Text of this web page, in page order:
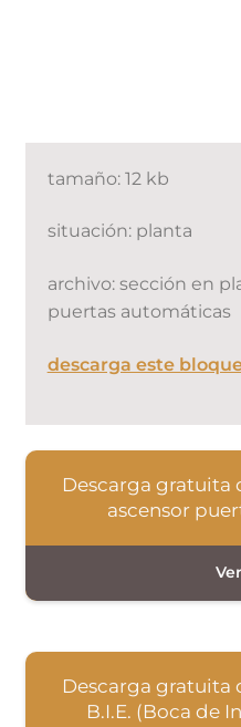
tamaño: 12 kb
situación: planta
archivo: sección en
puertas automáticas
descarga este
Descarga gratuita
ascensor
Descarga gratuita
B.I.E. (Boca de